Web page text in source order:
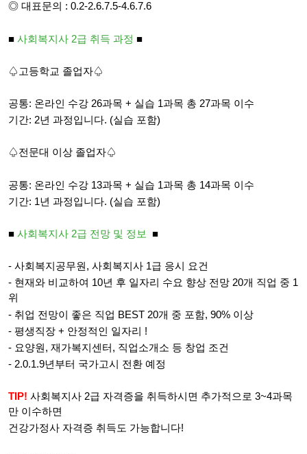
◎ 대표문의 : 0.2-2.6.7.5-4.6.7.6
■ 사회복지사 2급 취득 과정 ■
♤고등학교 졸업자♤
공통: 온라인 수강 26과목 + 실습 1과목 총 27과목 이수
기간: 2년 과정입니다. (실습 포함)
♤전문대 이상 졸업자♤
공통: 온라인 수강 13과목 + 실습 1과목 총 14과목 이수
기간: 1년 과정입니다. (실습 포함)
■ 사회복지사 2급 전망 및 정보 ■
- 사회복지공무원, 사회복지사 1급 응시 요건
- 현재와 비교하여 10년 후 일자리 수요 향상 전망 20개 직업 중 1
위
- 취업 전망이 좋은 직업 BEST 20개 중 포함, 90% 이상
- 평생직장 + 안정적인 일자리 !
- 요양원, 재가복지센터, 직업소개소 등 창업 조건
- 2.0.1.9년부터 국가고시 전환 예정
TIP! 사회복지사 2급 자격증을 취득하시면 추가적으로 3~4과목
만 이수하면
건강가정사 자격증 취득도 가능합니다!